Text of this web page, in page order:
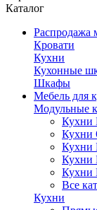
Каталог
Распродажа
Кровати
Кухни
Кухонные
Шкафы
Мебель для
Модульные
Кухни
Кухни
Кухни
Кухни
Кухни
Все
Кухни